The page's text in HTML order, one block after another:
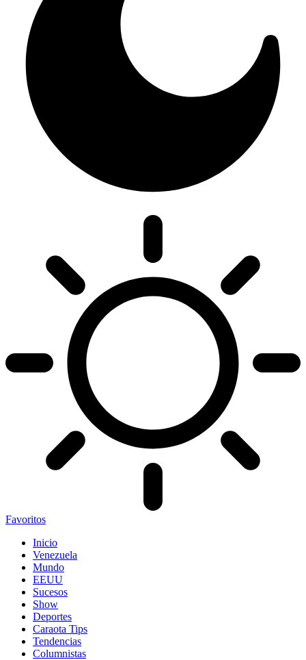
Favoritos
Inicio
Venezuela
Mundo
EEUU
Sucesos
Show
Deportes
Caraota Tips
Tendencias
Columnistas